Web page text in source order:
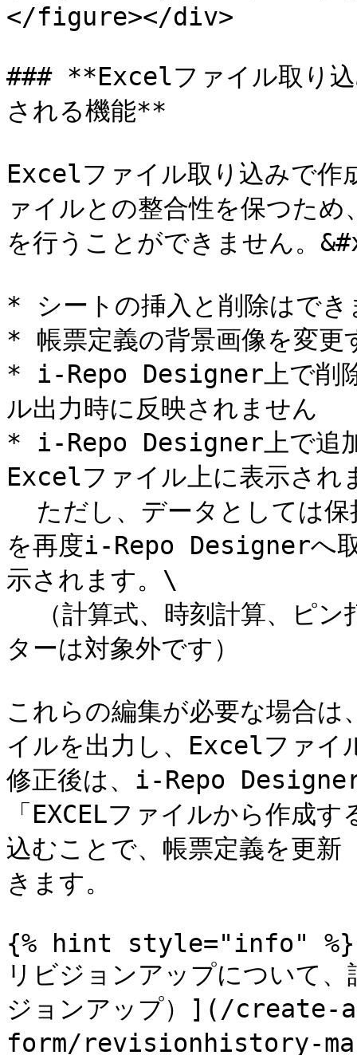
</figure></div>
### **Excelファイル取り
される機能**
Excelファイル取り込みで作
ァイルとの整合性を保つた
を行うことができません。
* シートの挿入と削除はでき
* 帳票定義の背景画像を変更
* i-Repo Designer上で削
ル出力時に反映されません
* i-Repo Designer上で追加
Excelファイル上に表示され
を再度i-Repo Designerへ
示されます。\
ターは対象外です）
これらの編集が必要な場合
イルを出力し、Excelファイ
修正後は、i-Repo Designer
「EXCELファイルから作成
込むことで、帳票定義を更
きます。
{% hint style="info" %}
リビジョンアップについて
ジョンアップ）](/
form/revisionhistory-